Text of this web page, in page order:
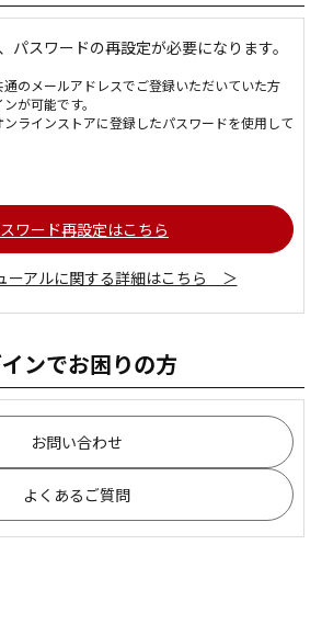
パスワードの再設定が必要になります。
のメールアドレスでご登録いただいていた方
が可能です。
ンラインストアに登録したパスワードを使用して
ワード再設定はこちら
ーアルに関する詳細はこちら ＞
ンでお困りの方
お問い合わせ
よくあるご質問